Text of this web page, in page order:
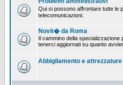
Qui si possono affrontare tutte le
telecomunicazioni.
Novit� da Roma
Il cammino della
tenerci aggiornati su quanto
Abbigliamento e attrezzature